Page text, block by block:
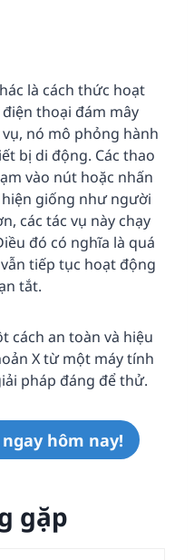
là cách thức hoạt
thoại đám mây
nó mô phỏng hành
bị di động. Các thao
vào nút hoặc nhấn
giống như người
các tác vụ này chạy
đó có nghĩa là quá
tiếp tục hoạt động
tắt.
cách an toàn và hiệu
X từ một máy tính
pháp đáng để thử.
hôm nay!
gặp